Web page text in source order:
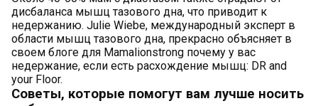
дисбаланса мышц тазового дна, что приводит к
недержанию. Julie Wiebe, международный эксперт в
области мышц тазового дна, прекрасно объясняет в
своем блоге для Mamalionstrong почему у вас
недержание, если есть расхождение мышц: DR and
your Floor.
Советы, которые помогут вам лучше носить